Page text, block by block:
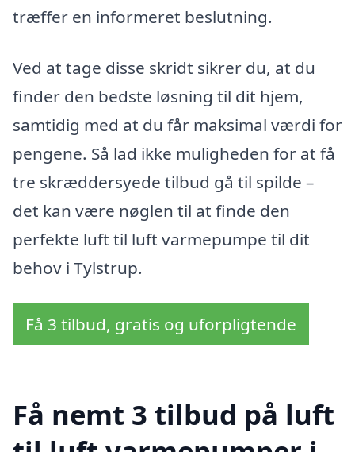
træffer en informeret beslutning.
Ved at tage disse skridt sikrer du, at du
finder den bedste løsning til dit hjem,
samtidig med at du får maksimal værdi for
pengene. Så lad ikke muligheden for at få
tre skræddersyede tilbud gå til spilde –
det kan være nøglen til at finde den
perfekte luft til luft varmepumpe til dit
behov i Tylstrup.
Få 3 tilbud, gratis og uforpligtende
Få nemt 3 tilbud på luft